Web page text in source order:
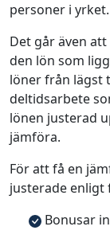
personer i yrket.
Det går även
den lön som
löner från lägst
deltidsarbete
lönen justerad
jämföra.
För att få en
justerade enligt
Bonusar